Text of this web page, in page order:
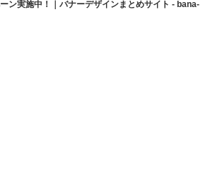
ン実施中！｜バナーデザインまとめサイト - bana-